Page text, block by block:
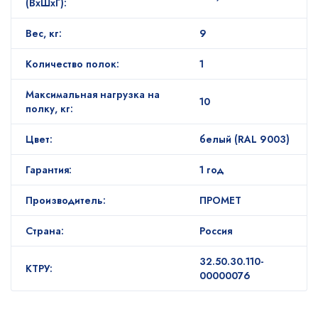
Вес, кг: 9
Количество полок: 1
Максимальная нагрузка на
полку, кг:
10
Цвет: белый (RAL 9003)
Гарантия: 1 год
Производитель: ПРОМЕТ
Страна: Россия
КТРУ:
32.50.30.110-
00000076